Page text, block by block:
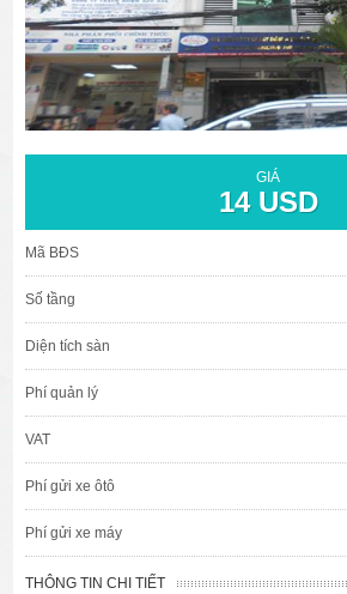
GIÁ
14 USD
Mã BĐS
Số tầng
Diện tích sàn
Phí quản lý
VAT
Phí gửi xe ôtô
Phí gửi xe máy
THÔNG TIN CHI TIẾT
văn phòng cho thuê quận 3
văn phòng quận 1
văn phòng quận 3
cao ốc văn phòng quận 1
cao ốc văn phòng quận 3